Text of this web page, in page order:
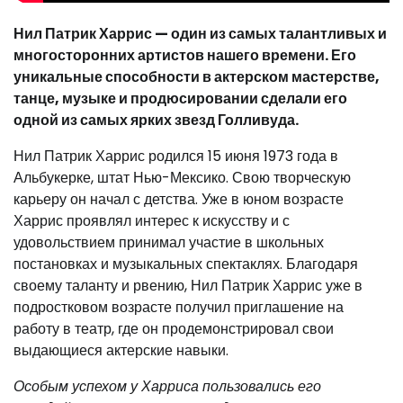
Нил Патрик Харрис — один из самых талантливых и
многосторонних артистов нашего времени. Его
уникальные способности в актерском мастерстве,
танце, музыке и продюсировании сделали его
одной из самых ярких звезд Голливуда.
Нил Патрик Харрис родился 15 июня 1973 года в
Альбукерке, штат Нью-Мексико. Свою творческую
карьеру он начал с детства. Уже в юном возрасте
Харрис проявлял интерес к искусству и с
удовольствием принимал участие в школьных
постановках и музыкальных спектаклях. Благодаря
своему таланту и рвению, Нил Патрик Харрис уже в
подростковом возрасте получил приглашение на
работу в театр, где он продемонстрировал свои
выдающиеся актерские навыки.
Особым успехом у Харриса пользовались его